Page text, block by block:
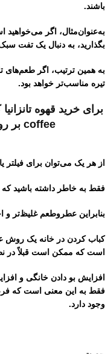
باشند.
به‌عنوان‌مثال، اگر می‌خواهید
بگذارید، به دنبال یک تفت
به همین ترتیب، اگر طعم‌های
تیره مناسب‌تر خواهد بود.
coffee بر روی تصویر زیر کلیک کنید
از هر یک می‌توان برای فیلتر
فقط به خاطر داشته باشید
بنابراین عطروطعم غلیظ‌تر
کباب کردن در خانه یک روش
است که ممکن است قبلاً در
افزایش بو دادن خانگی و
فقط به این معنی است که
وجود دارد.